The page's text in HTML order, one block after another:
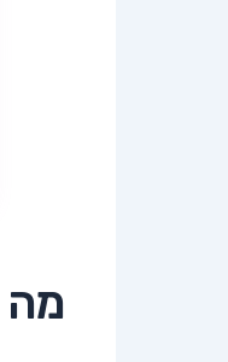
מה